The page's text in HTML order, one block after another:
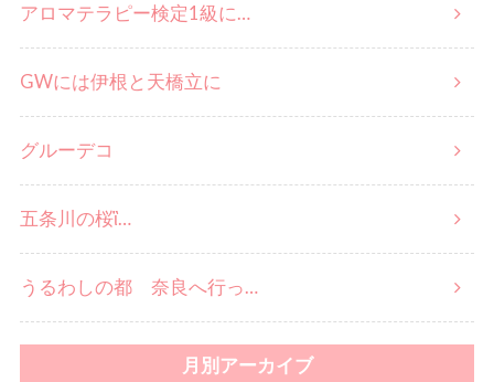
アロマテラピー検定1級に…
GWには伊根と天橋立に
グルーデコ
五条川の桜ἳ…
うるわしの都 奈良へ行っ…
月別アーカイブ